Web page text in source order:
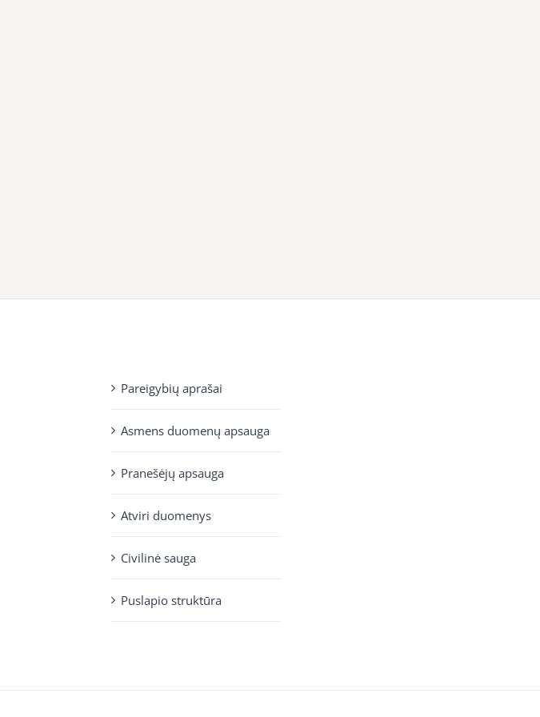
Pareigybių aprašai
Asmens duomenų apsauga
Pranešėjų apsauga
Atviri duomenys
Civilinė sauga
Puslapio struktūra